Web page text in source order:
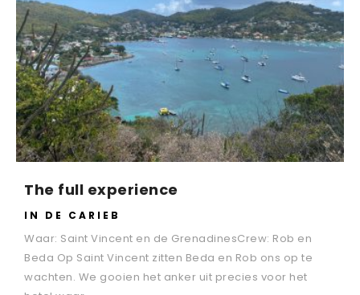
The full experience
IN DE CARIEB
Waar: Saint Vincent en de GrenadinesCrew: Rob en
Beda Op Saint Vincent zitten Beda en Rob ons op te
wachten. We gooien het anker uit precies voor het